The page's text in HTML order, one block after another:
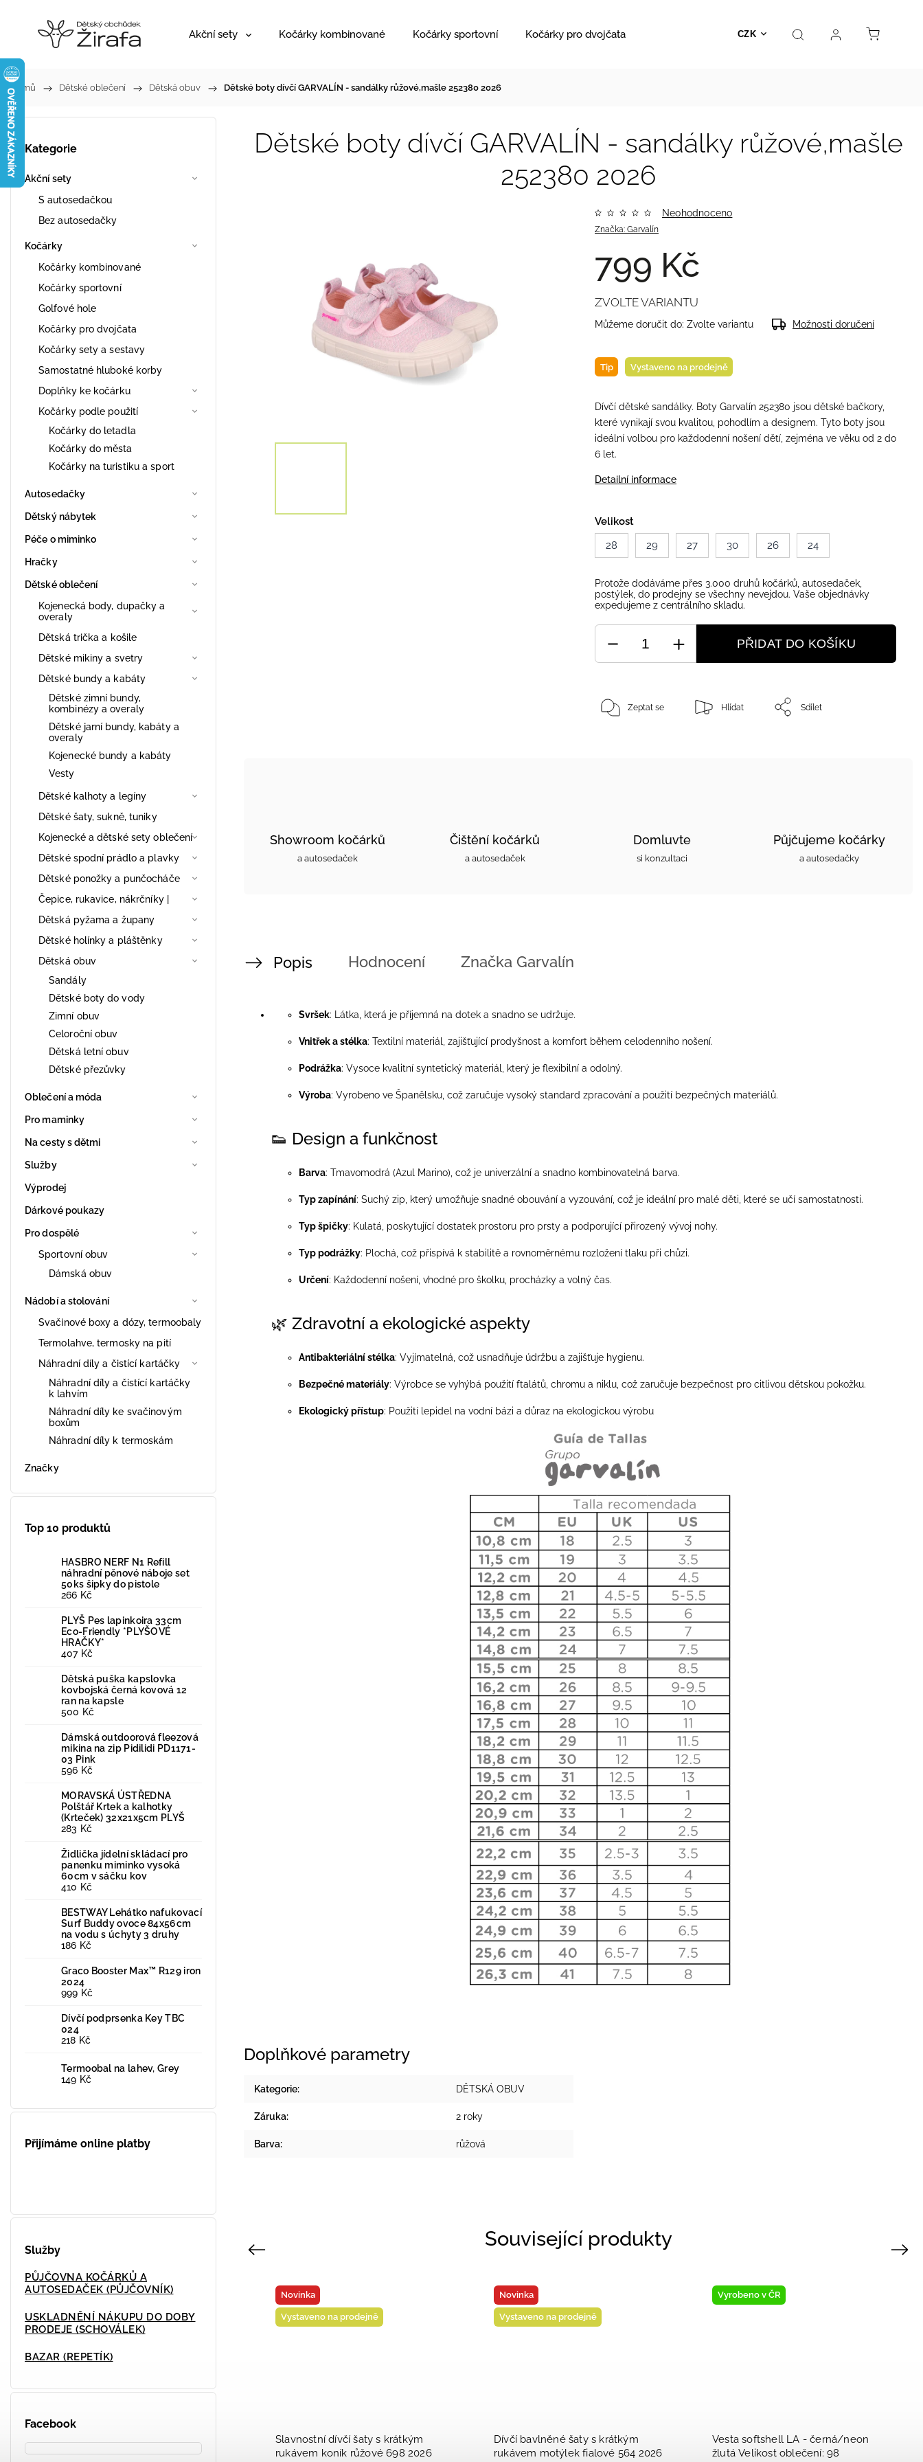
CZK
Akční sety Kočárky kombinované Kočárky sportovní Kočárky pro dvojčata Hračky Prodejna Kontakt
Domů / Dětské oblečení / Dětská obuv / Dětské boty dívčí GARVALÍN - sandálky růžové,mašle 252380 2026
Kategorie
Akční sety
S autosedačkou
Bez autosedačky
Kočárky
Kočárky kombinované
Kočárky sportovní
Golfové hole
Kočárky pro dvojčata
Kočárky sety a sestavy
Samostatné hluboké korby
Doplňky ke kočárku
Kočárky podle použití
Kočárky do letadla
Kočárky do města
Kočárky na turistiku a sport
Autosedačky
Dětský nábytek
Péče o miminko
Hračky
Dětské oblečení
Kojenecká body, dupačky a
overaly
Dětská trička a košile
Dětské mikiny a svetry
Dětské bundy a kabáty
Dětské zimní bundy,
kombinézy a overaly
Dětské jarní bundy, kabáty a
overaly
Kojenecké bundy a kabáty
Vesty
Dětské kalhoty a legíny
Dětské šaty, sukně, tuniky
Kojenecké a dětské sety oblečení
Dětské spodní prádlo a plavky
Dětské ponožky a punčocháče
Čepice, rukavice, nákrčníky |
Dětská pyžama a župany
Dětské holínky a pláštěnky
Dětská obuv
Sandály
Dětské boty do vody
Zimní obuv
Celoroční obuv
Dětská letní obuv
Dětské přezůvky
Oblečení a móda
Pro maminky
Na cesty s dětmi
Služby
Výprodej
Dárkové poukazy
Pro dospělé
Sportovní obuv
Dámská obuv
Nádobí a stolování
Svačinové boxy a dózy, termoobaly
Termolahve, termosky na pití
Náhradní díly a čistící kartáčky
Náhradní díly a čistící kartáčky
k lahvím
Náhradní díly ke svačinovým
boxům
Náhradní díly k termoskám
Značky
Top 10 produktů
HASBRO NERF N1 Refill
náhradní pěnové náboje set
50ks šipky do pistole
266 Kč
PLYŠ Pes lapinkoira 33cm
Eco-Friendly *PLYŠOVÉ
HRAČKY*
407 Kč
Dětská puška kapslovka
kovbojská černá kovová 12
ran na kapsle
500 Kč
Dámská outdoorová fleezová
mikina na zip Pidilidi PD1171-
03 Pink
596 Kč
MORAVSKÁ ÚSTŘEDNA
Polštář Krtek a kalhotky
(Krteček) 32x21x5cm PLYŠ
283 Kč
Židlička jídelní skládací pro
panenku miminko vysoká
60cm v sáčku kov
410 Kč
BESTWAY Lehátko nafukovací
Surf Buddy ovoce 84x56cm
na vodu s úchyty 3 druhy
186 Kč
Graco Booster Max™ R129 iron
2024
999 Kč
Dívčí podprsenka Key TBC
024
218 Kč
Termoobal na lahev, Grey
149 Kč
Přijímáme online platby
Služby
PŮJČOVNA KOČÁRKŮ A
AUTOSEDAČEK (PŮJČOVNÍK)
USKLADNĚNÍ NÁKUPU DO DOBY
PRODEJE (SCHOVÁLEK)
BAZAR (REPETÍK)
Facebook
Dětské boty dívčí GARVALÍN - sandálky růžové,mašle
252380 2026
Značka: Garvalín
Neohodnoceno
799 Kč
Tip Vystaveno na prodejně
Dívčí dětské sandálky. Boty Garvalín 252380 jsou dětské bačkory,
které vynikají svou kvalitou, pohodlím a designem. Tyto boty jsou
ideální volbou pro každodenní nošení dětí, zejména ve věku od 2 do
6 let.
Detailní informace
Velikost
28
29 27 30 26 24
ZVOLTE VARIANTU
Můžeme doručit do: Zvolte variantu Možnosti doručení
Protože dodáváme přes 3.000 druhů kočárků, autosedaček,
postýlek, do prodejny se všechny nevejdou. Vaše objednávky
expedujeme z centrálního skladu.
PŘIDAT DO KOŠÍKU
Zeptat se Hlídat Sdílet
Showroom kočárků
a autosedaček
Čištění kočárků
a autosedaček
Domluvte
si konzultaci
Půjčujeme kočárky
a autosedačky
Popis Hodnocení Značka Garvalín
Svršek: Látka, která je příjemná na dotek a snadno se udržuje.
Vnitřek a stélka: Textilní materiál, zajišťující prodyšnost a komfort během celodenního nošení.
Podrážka: Vysoce kvalitní syntetický materiál, který je flexibilní a odolný.
Výroba: Vyrobeno ve Španělsku, což zaručuje vysoký standard zpracování a použití bezpečných materiálů.
👟 Design a funkčnost
Barva: Tmavomodrá (Azul Marino), což je univerzální a snadno kombinovatelná barva.
Typ zapínání: Suchý zip, který umožňuje snadné obouvání a vyzouvání, což je ideální pro malé děti, které se učí samostatnosti.
Typ špičky: Kulatá, poskytující dostatek prostoru pro prsty a podporující přirozený vývoj nohy.
Typ podrážky: Plochá, což přispívá k stabilitě a rovnoměrnému rozložení tlaku při chůzi.
Určení: Každodenní nošení, vhodné pro školku, procházky a volný čas.
🌿 Zdravotní a ekologické aspekty
Antibakteriální stélka: Vyjímatelná, což usnadňuje údržbu a zajišťuje hygienu.
Bezpečné materiály: Výrobce se vyhýbá použití ftalátů, chromu a niklu, což zaručuje bezpečnost pro citlivou dětskou pokožku.
Ekologický přístup: Použití lepidel na vodní bázi a důraz na ekologickou výrobu
Doplňkové parametry
Kategorie: DĚTSKÁ OBUV
Záruka: 2 roky
Barva: růžová
Související produkty
Previous
na prodejně
šaty s krátkým
motýlek fialové 564 2026
Vesta softshell LA - černá/neon
žlutá Velikost oblečení: 98
Vesta softshell STRETCH -
šedá/růžová Velikost oblečení:
Tričko tenké KR Outlast® -
sv.matcha Velikost oblečení: 116
Vesta softshell
Next